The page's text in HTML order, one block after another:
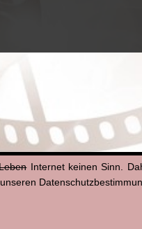
Internet keinen Sinn.